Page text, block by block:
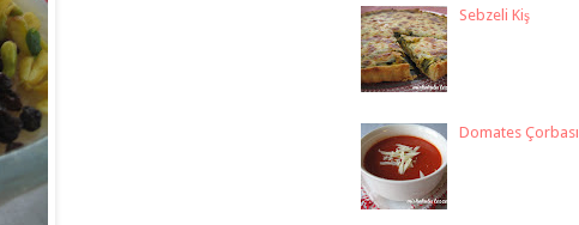
Sebzeli Kiş
Domates Çorbası